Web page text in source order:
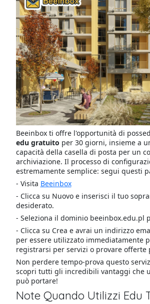
Beeinbox ti offre l'opportunità di
edu gratuito per 30 giorni, insieme a
capacità della casella di posta per un
archiviazione. Il processo di
estremamente semplice: segui questi
- Visita Beeinbox
- Clicca su Nuovo e inserisci il tuo
desiderato.
- Seleziona il dominio beeinbox.edu.pl
- Clicca su Crea e avrai un indirizzo
per essere utilizzato immediatamente
registrarsi per servizi o provare offerte
Non perdere tempo-prova questo
scopri tutti gli incredibili vantaggi che
può portare!
Note Quando Utilizzi Edu